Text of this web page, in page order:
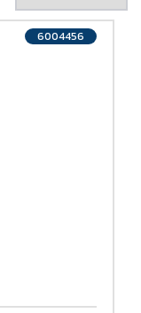
6004456